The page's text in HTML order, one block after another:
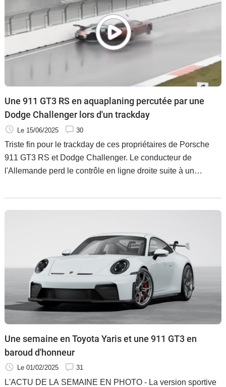
Une 911 GT3 RS en aquaplaning percutée par une
Dodge Challenger lors d'un trackday
Le 15/06/2025 30
Triste fin pour le trackday de ces propriétaires de Porsche
911 GT3 RS et Dodge Challenger. Le conducteur de
l'Allemande perd le contrôle en ligne droite suite à un
dans la même position avant de le percuter de plein fouet.
Pour ne rien arranger, une autre Porsche 911 GT3 RS
Une semaine en Toyota Yaris et une 911 GT3 en
baroud d'honneur
Le 01/02/2025 31
L'ACTU DE LA SEMAINE EN PHOTO - La version sportive